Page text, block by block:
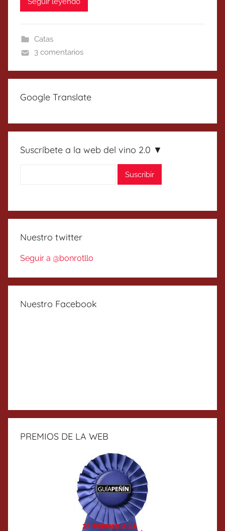
Catas
3 comentarios
Google Translate
Suscríbete a la web del vino 2.0 ▼
Nuestro twitter
Seguir a @bonrotllo
Nuestro Facebook
PREMIOS DE LA WEB